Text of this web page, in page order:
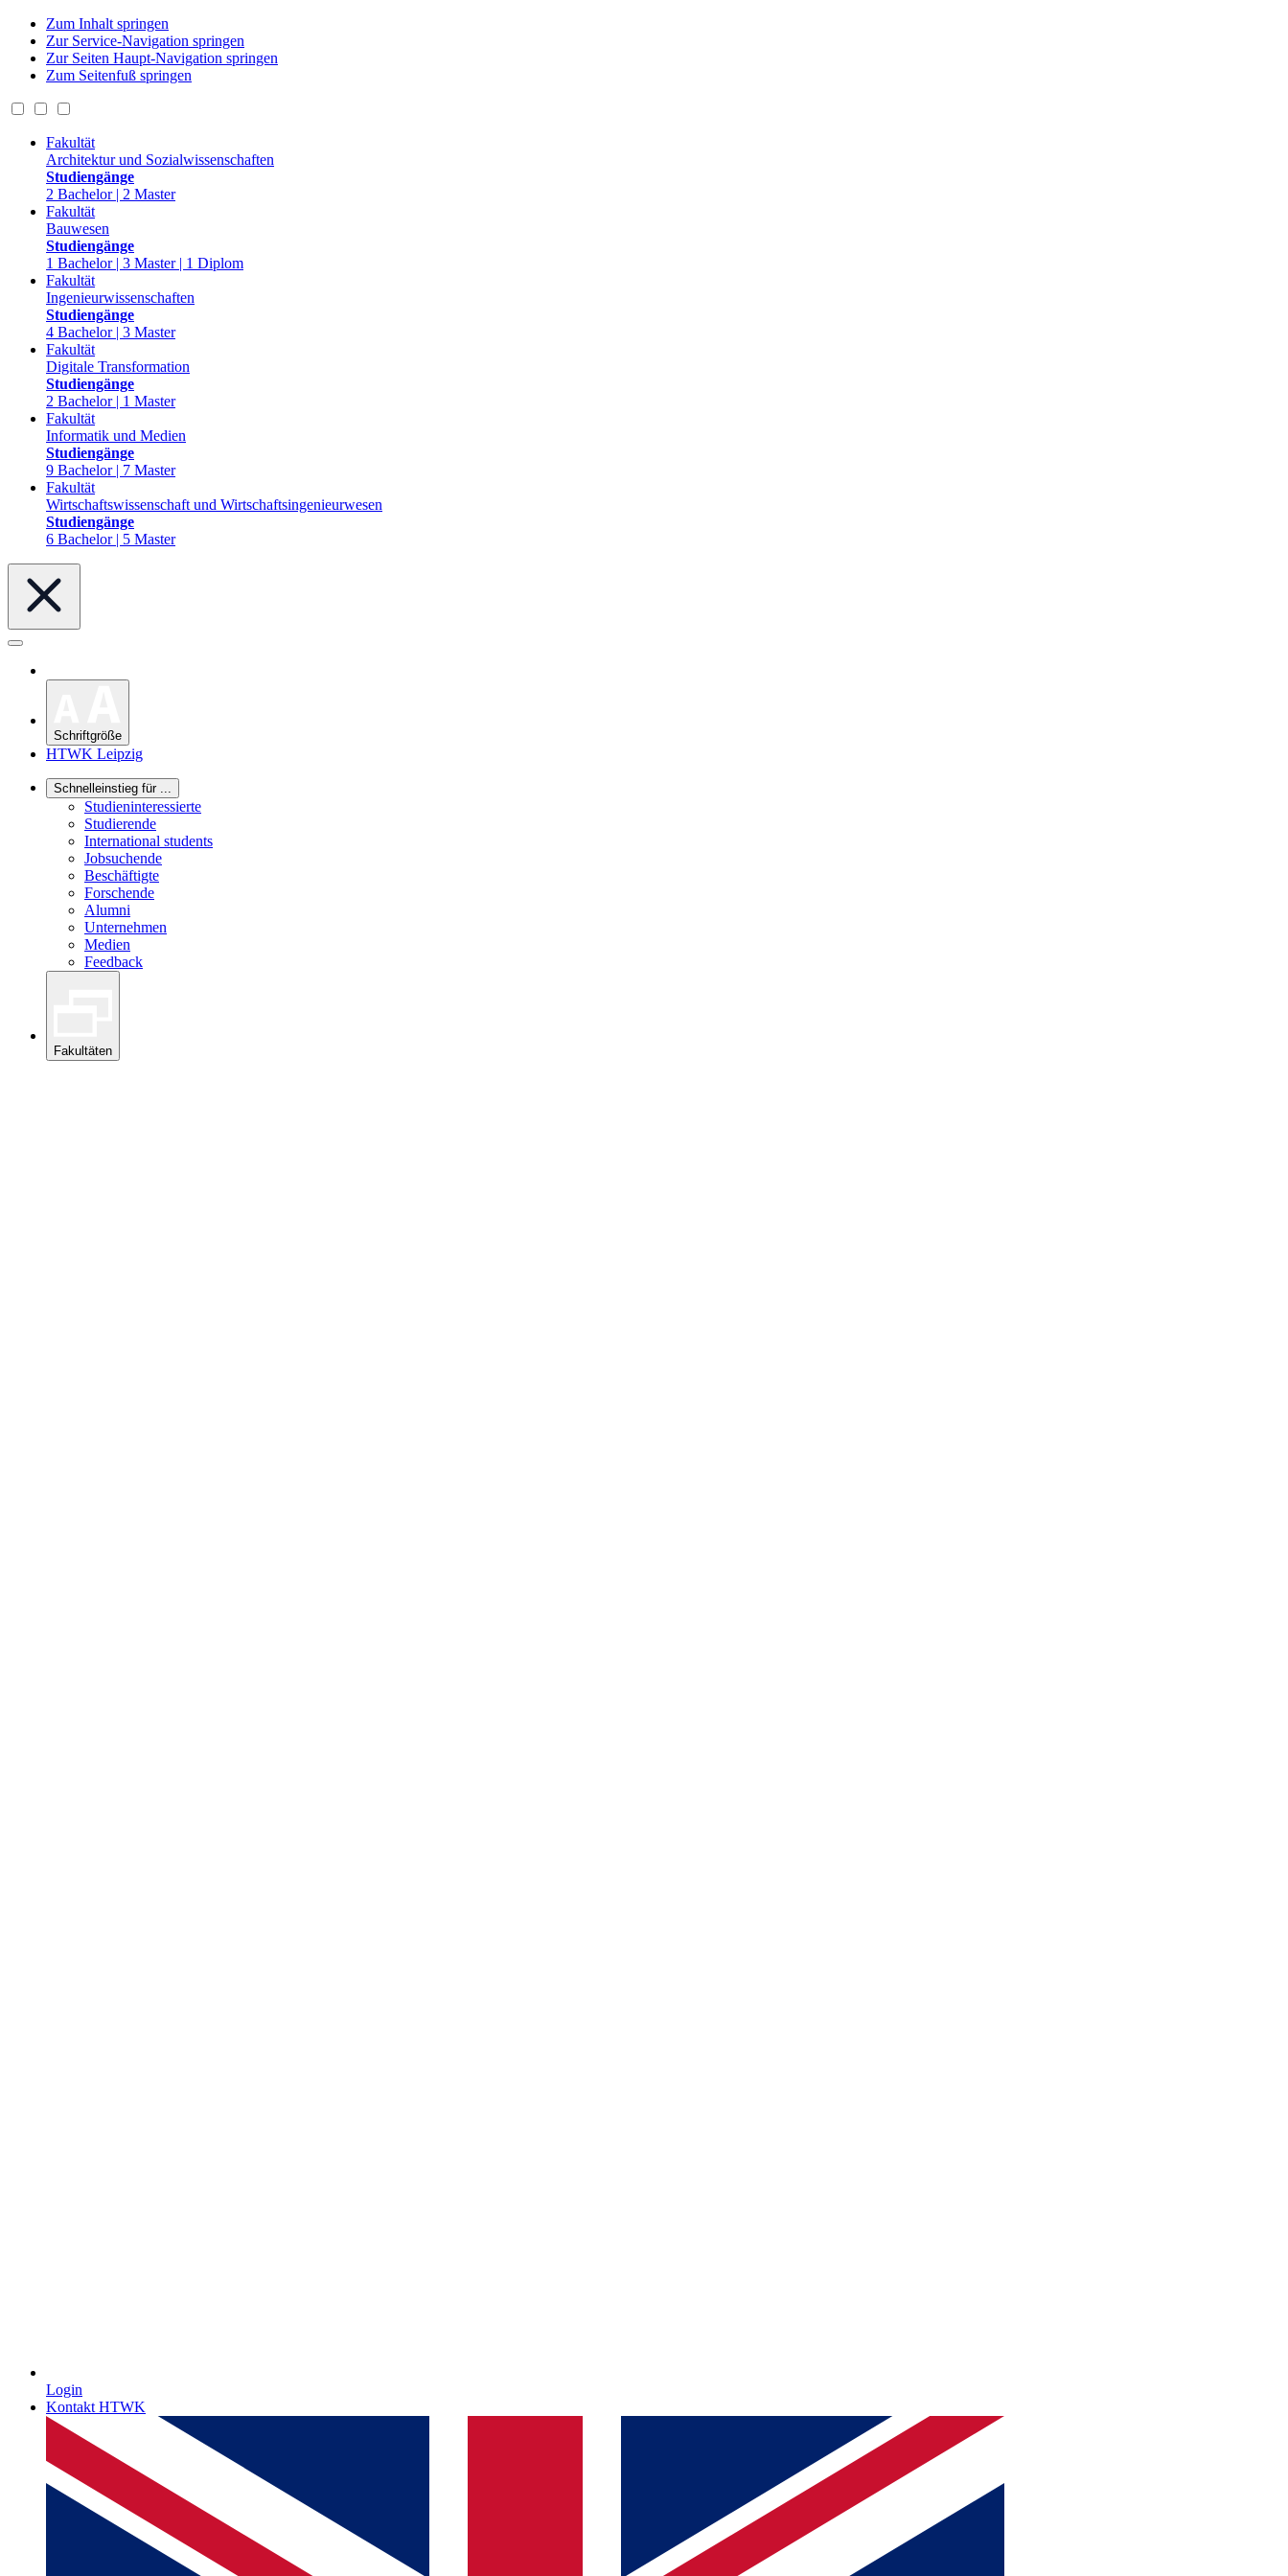
Zum Inhalt springen
Zur Service-Navigation springen
Zur Seiten Haupt-Navigation springen
Zum Seitenfuß springen
Fakultät
Architektur und Sozialwissenschaften
Studiengänge
2 Bachelor | 2 Master
Fakultät
Bauwesen
Studiengänge
1 Bachelor | 3 Master | 1 Diplom
Fakultät
Ingenieurwissenschaften
Studiengänge
4 Bachelor | 3 Master
Fakultät
Digitale Transformation
Studiengänge
2 Bachelor | 1 Master
Fakultät
Informatik und Medien
Studiengänge
9 Bachelor | 7 Master
Fakultät
Wirtschaftswissenschaft und Wirtschaftsingenieurwesen
Studiengänge
6 Bachelor | 5 Master
Schriftgröße
HTWK Leipzig
Schnelleinstieg für ...
Studieninteressierte
Studierende
International students
Jobsuchende
Beschäftigte
Forschende
Alumni
Unternehmen
Medien
Feedback
Fakultäten
Login
Kontakt HTWK